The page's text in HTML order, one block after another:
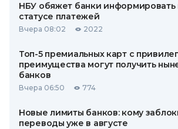
НБУ обяжет банки информировать
статусе платежей
Вчера 08:02 2022
Топ-5 премиальных карт с
преимущества могут получить
банков
Вчера 06:50 774
Новые лимиты банков: кому
переводы уже в августе